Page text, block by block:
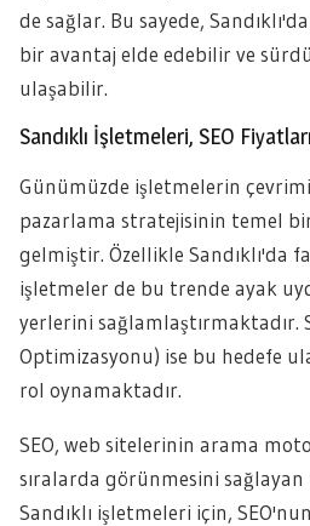
de sağlar. Bu sayede,
bir avantaj elde edebilir ve
ulaşabilir.
Sandıklı İşletmeleri, SEO
Günümüzde işletmelerin
pazarlama stratejisinin temel
gelmiştir. Özellikle Sandıklı'da
işletmeler de bu trende ayak
yerlerini sağlamlaştırmaktadır.
Optimizasyonu) ise bu hedefe
rol oynamaktadır.
SEO, web sitelerinin arama
sıralarda görünmesini
Sandıklı işletmeleri için,